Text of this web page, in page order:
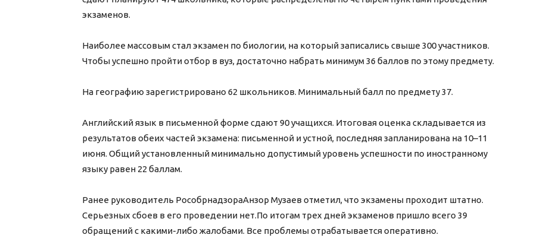
экзаменов.
Наиболее массовым стал экзамен по биологии, на который записались свыше 300 участников.
Чтобы успешно пройти отбор в вуз, достаточно набрать минимум 36 баллов по этому предмету.
На географию зарегистрировано 62 школьников. Минимальный балл по предмету 37.
Английский язык в письменной форме сдают 90 учащихся. Итоговая оценка складывается из
результатов обеих частей экзамена: письменной и устной, последняя запланирована на 10–11
июня. Общий установленный минимально допустимый уровень успешности по иностранному
языку равен 22 баллам.
Ранее руководитель РособрнадзораАнзор Музаев отметил, что экзамены проходит штатно.
Серьезных сбоев в его проведении нет.По итогам трех дней экзаменов пришло всего 39
обращений с какими-либо жалобами. Все проблемы отрабатывается оперативно.